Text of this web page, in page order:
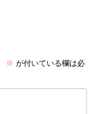
※ が付いている欄は必